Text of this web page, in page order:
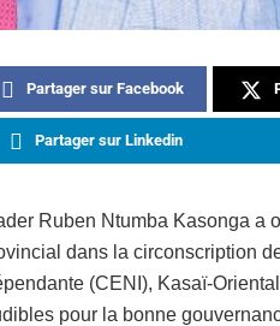
Partager sur Facebook
Partager sur Linkedin
Ruben Ntumba Kasonga a
dans la circonscription
(CENI), Kasaï-
pour la bonne